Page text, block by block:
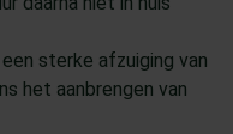
sterke afzuiging van
het aanbrengen van